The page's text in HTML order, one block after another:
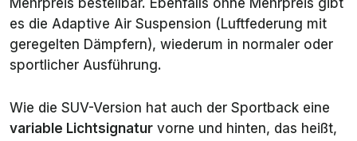
es die Adaptive Air Suspension (Luftfederung mit
geregelten Dämpfern), wiederum in normaler oder
sportlicher Ausführung.
Wie die SUV-Version hat auch der Sportback eine
variable Lichtsignatur vorne und hinten, das heißt,